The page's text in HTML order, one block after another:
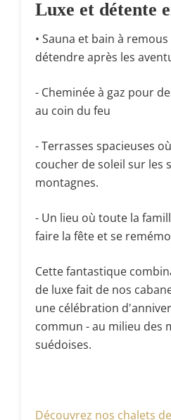
Luxe et détente
• Sauna et bain à
détendre après les
- Cheminée à gaz pour
au coin du feu
- Terrasses spacieuses
coucher de soleil sur les
montagnes.
- Un lieu où toute la
faire la fête et se
Cette fantastique
de luxe fait de nos
une célébration
commun - au milieu des
suédoises.
Découvrez nos chalets